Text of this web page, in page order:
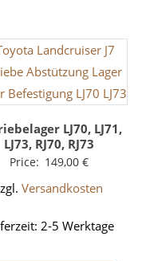
LJ70, LJ71,
LJ73, RJ70, RJ73
Price: 149,00 €
Versandkosten
2-5 Werktage